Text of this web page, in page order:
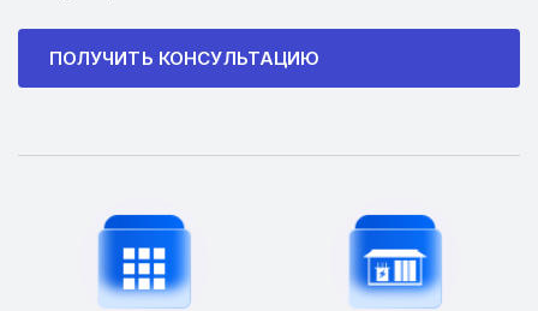
ПОЛУЧИТЬ КОНСУЛЬТАЦИЮ